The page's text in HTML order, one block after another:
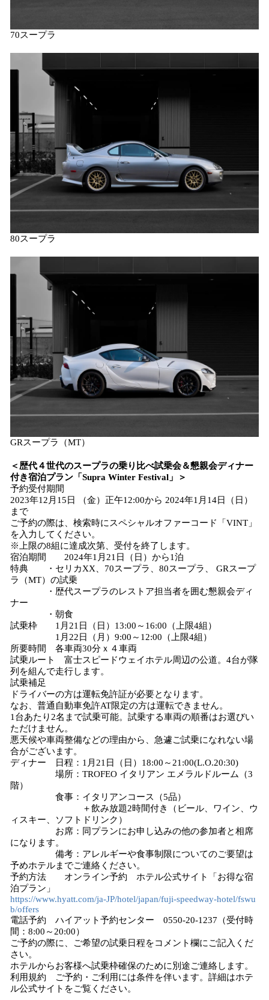
70スープラ
80スープラ
GRスープラ（MT）
＜歴代４世代のスープラの乗り比べ試乗会＆懇親会ディナー
付き宿泊プラン「Supra Winter Festival」＞
予約受付期間
2023年12月15日 （金）正午12:00から 2024年1月14日（日）
まで
ご予約の際は、検索時にスペシャルオファーコード「VINT」
を入力してください。
※上限の8組に達成次第、受付を終了します。
宿泊期間 2024年1月21日（日）から1泊
特典 ・セリカXX、70スープラ、80スープラ、 GRスープ
ラ（MT）の試乗
・歴代スープラのレストア担当者を囲む懇親会ディ
ナー
・朝食
試乗枠 1月21日（日）13:00～16:00（上限4組）
1月22日（月）9:00～12:00（上限4組）
所要時間 各車両30分ｘ４車両
試乗ルート 富士スピードウェイホテル周辺の公道。4台が隊
列を組んで走行します。
試乗補足
ドライバーの方は運転免許証が必要となります。
なお、普通自動車免許AT限定の方は運転できません。
1台あたり2名まで試乗可能。試乗する車両の順番はお選びい
ただけません。
悪天候や車両整備などの理由から、急遽ご試乗になれない場
合がございます。
ディナー 日程：1月21日（日）18:00～21:00(L.O.20:30)
場所：TROFEO イタリアン エメラルドルーム（3
階）
食事：イタリアンコース（5品）
＋飲み放題2時間付き（ビール、ワイン、ウ
ィスキー、ソフトドリンク）
お席：同プランにお申し込みの他の参加者と相席
になります。
備考：アレルギーや食事制限についてのご要望は
予めホテルまでご連絡ください。
予約方法 オンライン予約 ホテル公式サイト「お得な宿
泊プラン」
https://www.hyatt.com/ja-JP/hotel/japan/fuji-speedway-hotel/fswu
b/offers
電話予約 ハイアット予約センター 0550-20-1237（受付時
間：8:00～20:00）
ご予約の際に、ご希望の試乗日程をコメント欄にご記入くだ
さい。
ホテルからお客様へ試乗枠確保のために別途ご連絡します。
利用規約 ご予約・ご利用には条件を伴います。詳細はホテ
ル公式サイトをご覧ください。